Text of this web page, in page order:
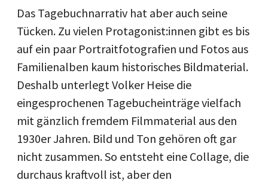
Das Tagebuchnarrativ hat aber auch seine
Tücken. Zu vielen Protagonist:innen gibt es bis
auf ein paar Portraitfotografien und Fotos aus
Familienalben kaum historisches Bildmaterial.
Deshalb unterlegt Volker Heise die
eingesprochenen Tagebucheinträge vielfach
mit gänzlich fremdem Filmmaterial aus den
1930er Jahren. Bild und Ton gehören oft gar
nicht zusammen. So entsteht eine Collage, die
durchaus kraftvoll ist, aber den